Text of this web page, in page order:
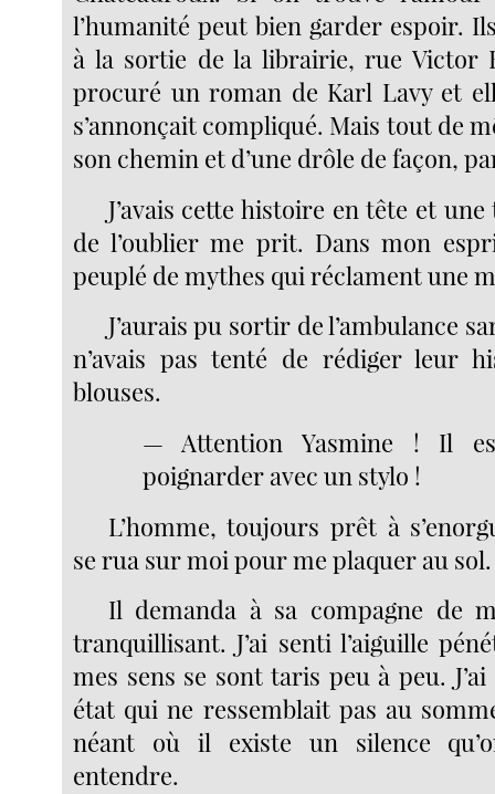
l’humanité peut bien garder espoir.
à la sortie de la librairie, rue Victor
procuré un roman de Karl Lavy et
s’annonçait compliqué. Mais tout de
son chemin et d’une drôle de façon,
J’avais cette histoire en tête et
de l’oublier me prit. Dans mon
peuplé de mythes qui réclament une
J’aurais pu sortir de l’ambulance
n’avais pas tenté de rédiger leur
blouses.
— Attention Yasmine ! Il
poignarder avec un stylo !
L’homme, toujours prêt à
se rua sur moi pour me plaquer au sol.
Il demanda à sa compagne de
tranquillisant. J’ai senti l’aiguille
mes sens se sont taris peu à peu.
état qui ne ressemblait pas au
néant où il existe un silence
entendre.